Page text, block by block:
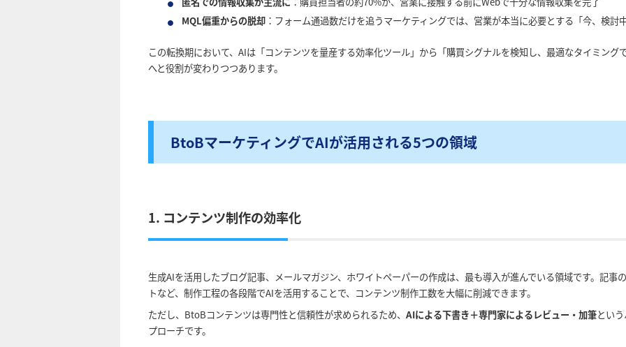
MQL偏重からの脱却 ：フォーム通過数だけを追うマーケティングでは、営業が本当に必要とする「今、検討
この転換期において、AIは「コンテンツを量産する効率化ツール」から「購買シグナルを検知し、最適なタイミング
へと役割が変わりつつあります。
BtoBマーケティングでAIが活用される5つの領域
1. コンテンツ制作の効率化
生成AIを活用したブログ記事、メールマガジン、ホワイトペーパーの作成は、最も導入が進んでいる領域です。記事
トなど、制作工程の各段階でAIを活用することで、コンテンツ制作工数を大幅に削減できます。
ただし、BtoBコンテンツは専門性と信頼性が求められるため、 AIによる下書き＋専門家によるレビュー・加筆とい
プローチです。